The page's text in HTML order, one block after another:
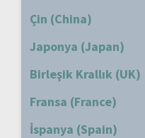
Çin (China)
Japonya (Japan)
Birleşik Krallık (UK)
Fransa (France)
İspanya (Spain)